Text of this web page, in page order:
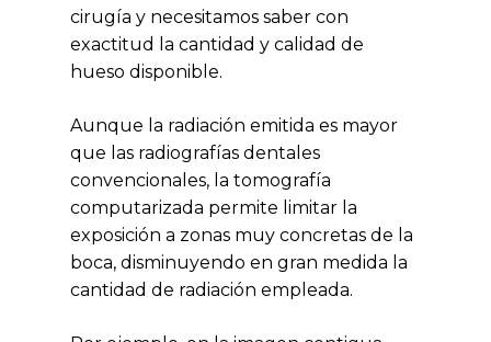
cirugía y necesitamos saber con
exactitud la cantidad y calidad de
hueso disponible.
Aunque la radiación emitida es mayor
que las radiografías dentales
convencionales, la tomografía
computarizada permite limitar la
exposición a zonas muy concretas de la
boca, disminuyendo en gran medida la
cantidad de radiación empleada.